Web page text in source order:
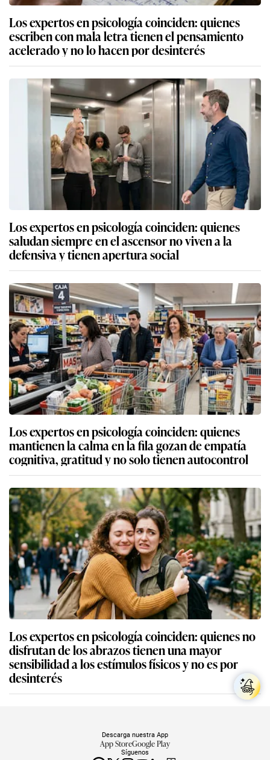
Los expertos en psicología coinciden: quienes
escriben con mala letra tienen el pensamiento
acelerado y no lo hacen por desinterés
Los expertos en psicología coinciden: quienes
saludan siempre en el ascensor no viven a la
defensiva y tienen apertura social
Los expertos en psicología coinciden: quienes
mantienen la calma en la fila gozan de empatía
cognitiva, gratitud y no solo tienen autocontrol
Los expertos en psicología coinciden: quienes no
disfrutan de los abrazos tienen una mayor
sensibilidad a los estímulos físicos y no es por
desinterés
Síguenos
Descarga nuestra App
App StoreGoogle Play